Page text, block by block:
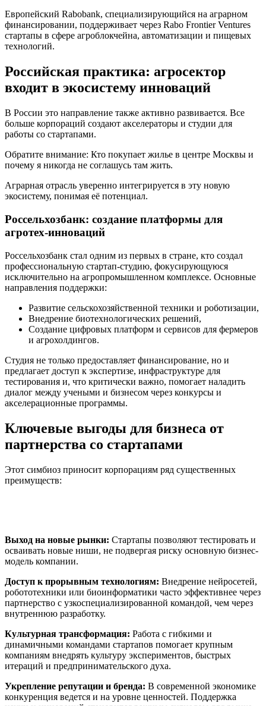
Европейский Rabobank, специализирующийся на аграрном
финансировании, поддерживает через Rabo Frontier Ventures
стартапы в сфере агроблокчейна, автоматизации и пищевых
технологий.
Российская практика: агросектор
входит в экосистему инноваций
В России это направление также активно развивается. Все
больше корпораций создают акселераторы и студии для
работы со стартапами.
Обратите внимание: Кто покупает жилье в центре Москвы и
почему я никогда не соглашусь там жить.
Аграрная отрасль уверенно интегрируется в эту новую
экосистему, понимая её потенциал.
Россельхозбанк: создание платформы для
агротех-инноваций
Россельхозбанк стал одним из первых в стране, кто создал
профессиональную стартап-студию, фокусирующуюся
исключительно на агропромышленном комплексе. Основные
направления поддержки:
Развитие сельскохозяйственной техники и роботизации,
Внедрение биотехнологических решений,
Создание цифровых платформ и сервисов для фермеров
и агрохолдингов.
Студия не только предоставляет финансирование, но и
предлагает доступ к экспертизе, инфраструктуре для
тестирования и, что критически важно, помогает наладить
диалог между учеными и бизнесом через конкурсы и
акселерационные программы.
Ключевые выгоды для бизнеса от
партнерства со стартапами
Этот симбиоз приносит корпорациям ряд существенных
преимуществ:
Выход на новые рынки: Стартапы позволяют тестировать и
осваивать новые ниши, не подвергая риску основную бизнес-
модель компании.
Доступ к прорывным технологиям: Внедрение нейросетей,
робототехники или биоинформатики часто эффективнее через
партнерство с узкоспециализированной командой, чем через
внутреннюю разработку.
Культурная трансформация: Работа с гибкими и
динамичными командами стартапов помогает крупным
компаниям внедрять культуру экспериментов, быстрых
итераций и предпринимательского духа.
Укрепление репутации и бренда: В современной экономике
конкуренция ведется и на уровне ценностей. Поддержка